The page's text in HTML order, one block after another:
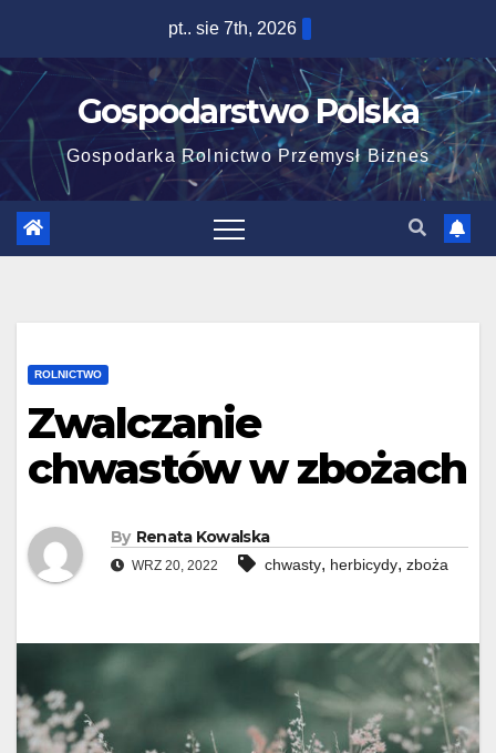
content
pt.. sie 7th, 2026
Gospodarstwo Polska
Gospodarka Rolnictwo Przemysł Biznes
ROLNICTWO
Zwalczanie
chwastów w zbożach
By Renata Kowalska
WRZ 20, 2022 chwasty, herbicydy, zboża